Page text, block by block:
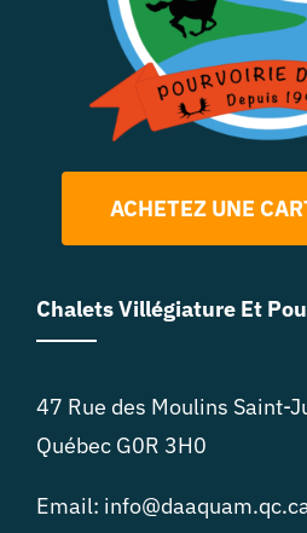
ACHETEZ UNE
Chalets Villégiature Et
47 Rue des Moulins Saint-
Québec G0R 3H0
Email: